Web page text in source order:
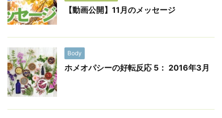
【動画公開】11月のメッセージ
Body
ホメオパシーの好転反応 5： 2016年3月